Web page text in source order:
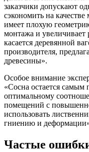
заказчики допускают
сэкономить на
имеет плохую
монтажа и увеличивает
касается деревянной
производителя,
древесины».
Особое внимание
«Сосна остается самым
оптимальному
помещений с
использовать
гниению и
Частые